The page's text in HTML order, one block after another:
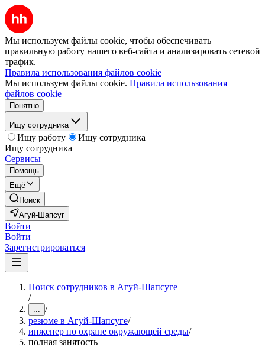
Мы используем файлы cookie, чтобы обеспечивать
правильную работу нашего веб-сайта и анализировать сетевой
трафик.
Правила использования файлов cookie
Мы используем файлы cookie. Правила использования
файлов cookie
Понятно
Ищу сотрудника
Ищу работу
Ищу сотрудника
Ищу сотрудника
Сервисы
Помощь
Ещё
Поиск
Агуй-Шапсуг
Войти
Войти
Зарегистрироваться
Поиск сотрудников в Агуй-Шапсуге
/
... /
резюме в Агуй-Шапсуге/
инженер по охране окружающей среды/
полная занятость